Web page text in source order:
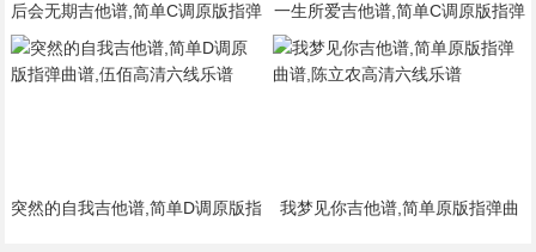
后会无期吉他谱,简单C调原版指弹
曲谱,陈立农欧阳高清六线乐谱
一生所爱吉他谱,简单C调原版指弹
曲谱,卢冠廷高清六线乐谱
突然的自我吉他谱,简单D调原版指
我梦见你吉他谱,简单原版指弹曲